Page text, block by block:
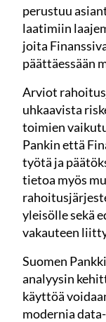
perustuu
laatimiin
joita
päättäessään
Arviot
uhkaavista
toimien
Pankin että
työtä ja
tietoa myös
yleisölle sekä
vakauteen
Suomen
analyysin
käyttöä
modernia